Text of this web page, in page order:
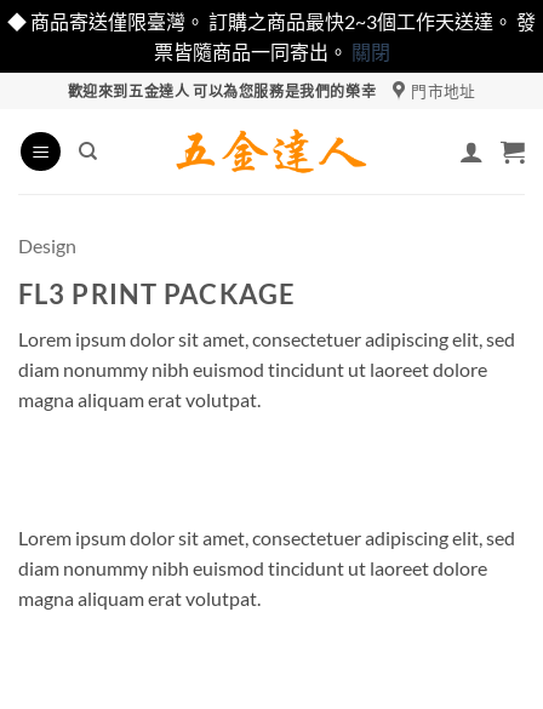
◆ 商品寄送僅限臺灣。 訂購之商品最快2~3個工作天送達。 發
票皆隨商品一同寄出。 關閉
content
歡迎來到五金達人 可以為您服務是我們的榮幸 門市地址
Design
FL3 PRINT PACKAGE
Lorem ipsum dolor sit amet, consectetuer adipiscing elit, sed
diam nonummy nibh euismod tincidunt ut laoreet dolore
magna aliquam erat volutpat.
Lorem ipsum dolor sit amet, consectetuer adipiscing elit, sed
diam nonummy nibh euismod tincidunt ut laoreet dolore
magna aliquam erat volutpat.